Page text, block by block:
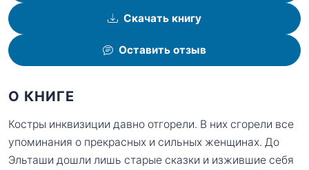
Скачать книгу
Оставить отзыв
О КНИГЕ
Костры инквизиции давно отгорели. В них сгорели все
упоминания о прекрасных и сильных женщинах. До
Эльташи дошли лишь старые сказки и изжившие себя